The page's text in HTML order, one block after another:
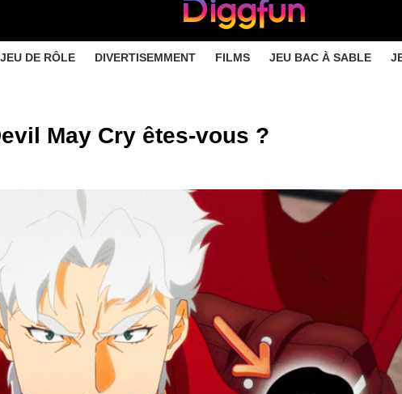
JEU DE RÔLE DIVERTISEMMENT FILMS JEU BAC À SABLE
May Cry êtes-vous ?